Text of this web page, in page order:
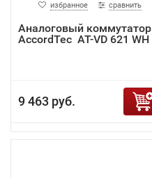
избранное сравнить
Аналоговый коммутатор
AccordTec AT-VD 621 WH
9 463 руб.